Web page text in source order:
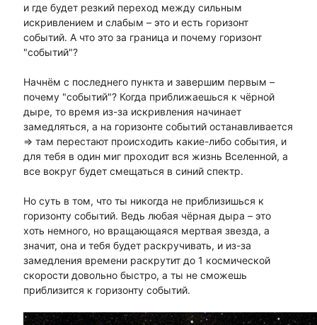
и где будет резкий переход между сильным
искривлением и слабым – это и есть горизонт
событий. А что это за граница и почему горизонт
"событий"?
Начнём с последнего пункта и завершим первым –
почему "событий"? Когда приближаешься к чёрной
дыре, то время из-за искривления начинает
замедляться, а на горизонте событий останавливается
=> там перестают происходить какие-либо события, и
для тебя в один миг проходит вся жизнь Вселенной, а
все вокруг будет смещаться в синий спектр.
Но суть в том, что ты никогда не приблизишься к
горизонту событий. Ведь любая чёрная дыра – это
хоть немного, но вращающаяся мертвая звезда, а
значит, она и тебя будет раскручивать, и из-за
замедления времени раскрутит до 1 космической
скорости довольно быстро, а ты не сможешь
приблизится к горизонту событий.